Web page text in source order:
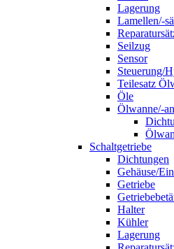
Lagerung
Lamellen/-
Seilzug
Sensor
Steuerung/
Teilesatz
Öle
Ölwanne/-
Schaltgetriebe
Dichtungen
Gehäuse/
Getriebe
Halter
Kühler
Lagerung